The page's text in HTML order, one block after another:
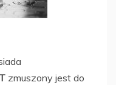
zmuszony jest do